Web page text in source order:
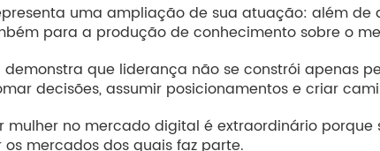
uma ampliação de sua atuação: além de
para a produção de conhecimento sobre o
demonstra que liderança não se constrói apenas
decisões, assumir posicionamentos e criar
mulher no mercado digital é extraordinário
mercados dos quais faz parte.